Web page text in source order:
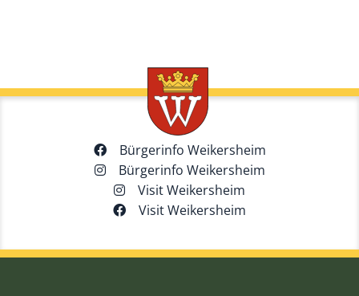
Bürgerinfo Weikersheim
Bürgerinfo Weikersheim
Visit Weikersheim
Visit Weikersheim